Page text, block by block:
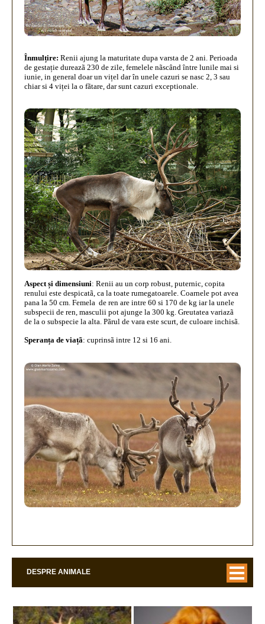
Înmulțire: Renii ajung la maturitate dupa varsta de 2 ani. Perioada
de gestație dureazã 230 de zile, femelele nãscând între lunile mai si
iunie, in general doar un vițel dar în unele cazuri se nasc 2, 3 sau
chiar si 4 viței la o fãtare, dar sunt cazuri exceptionale.
Aspect și dimensiuni: Renii au un corp robust, puternic, copita
renului este despicatã, ca la toate rumegatoarele. Coarnele pot avea
pana la 50 cm. Femela de ren are intre 60 si 170 de kg iar la unele
subspecii de ren, masculii pot ajunge la 300 kg. Greutatea variazã
de la o subspecie la alta. Pãrul de vara este scurt, de culoare inchisã.
Speranța de viațã: cuprinsã intre 12 si 16 ani.
DESPRE ANIMALE